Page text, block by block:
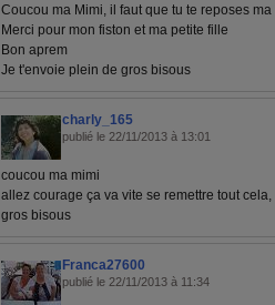
Coucou ma Mimi, il faut que tu te reposes
Merci pour mon fiston et ma petite fille
Bon aprem
Je t'envoie plein de gros bisous
charly_165
publié le 22/11/2013 à 13:01
coucou ma mimi
allez courage ça va vite se remettre tout cela,
gros bisous
Franca27600
publié le 22/11/2013 à 11:34